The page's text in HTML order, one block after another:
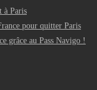
à Paris
pour quitter Paris
grâce au Pass Navigo !